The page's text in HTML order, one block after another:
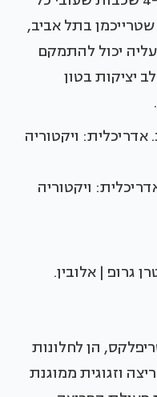
שטרייכמן בתל אביב,
יכול להתמקם
יציקות בטון
ויקטוריה
הן לחלונות
וזגוגית ממוגנת